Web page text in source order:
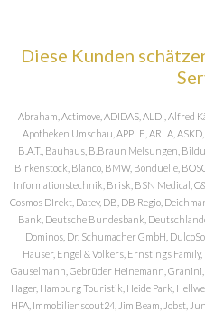
Diese Kunden
Abraham, Actimove, ADIDAS, ALDI, Alfred
Apotheken Umschau, APPLE, ARLA,
B.A.T., Bauhaus, B.Braun Melsungen,
Birkenstock, Blanco, BMW, Bonduelle,
Informationstechnik, Brisk, BSN Medical,
Cosmos DIrekt, Datev, DB, DB Regio,
Bank, Deutsche Bundesbank,
Dominos, Dr. Schumacher GmbH,
Hauser, Engel & Völkers, Ernstings Family,
Gauselmann, Gebrüder Heinemann, Granini,
Hager, Hamburg Touristik, Heide Park,
HPA, Immobilienscout24, Jim Beam, Jobst,